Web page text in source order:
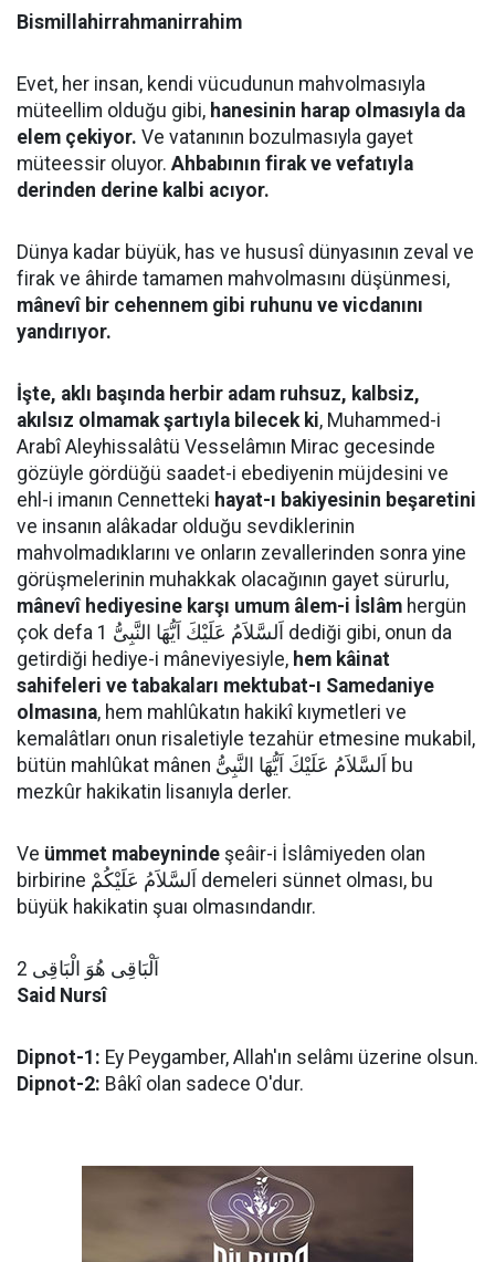
Bismillahirrahmanirrahim
Evet, her insan, kendi vücudunun mahvolmasıyla
müteellim olduğu gibi, hanesinin harap olmasıyla da
elem çekiyor. Ve vatanının bozulmasıyla gayet
müteessir oluyor. Ahbabının firak ve vefatıyla
derinden derine kalbi acıyor.
Dünya kadar büyük, has ve hususî dünyasının zeval ve
firak ve âhirde tamamen mahvolmasını düşünmesi,
mânevî bir cehennem gibi ruhunu ve vicdanını
yandırıyor.
İşte, aklı başında herbir adam ruhsuz, kalbsiz,
akılsız olmamak şartıyla bilecek ki, Muhammed-i
Arabî Aleyhissalâtü Vesselâmın Mirac gecesinde
gözüyle gördüğü saadet-i ebediyenin müjdesini ve
ehl-i imanın Cennetteki hayat-ı bakiyesinin beşaretini
ve insanın alâkadar olduğu sevdiklerinin
mahvolmadıklarını ve onların zevallerinden sonra yine
görüşmelerinin muhakkak olacağının gayet sürurlu,
mânevî hediyesine karşı umum âlem-i İslâm hergün
çok defa اَلسَّلاَمُ عَلَيْكَ اَيُّهَا النَّبِىُّ 1 dediği gibi, onun da
getirdiği hediye-i mâneviyesiyle, hem kâinat
sahifeleri ve tabakaları mektubat-ı Samedaniye
olmasına, hem mahlûkatın hakikî kıymetleri ve
kemalâtları onun risaletiyle tezahür etmesine mukabil,
bütün mahlûkat mânen اَلسَّلاَمُ عَلَيْكَ اَيُّهَا النَّبِىُّ bu
mezkûr hakikatin lisanıyla derler.
Ve ümmet mabeyninde şeâir-i İslâmiyeden olan
birbirine اَلسَّلاَمُ عَلَيْكُمْ demeleri sünnet olması, bu
büyük hakikatin şuaı olmasındandır.
اَلْبَاقِى هُوَ الْبَاقِى 2
Said Nursî
Dipnot-1: Ey Peygamber, Allah'ın selâmı üzerine olsun.
Dipnot-2: Bâkî olan sadece O'dur.